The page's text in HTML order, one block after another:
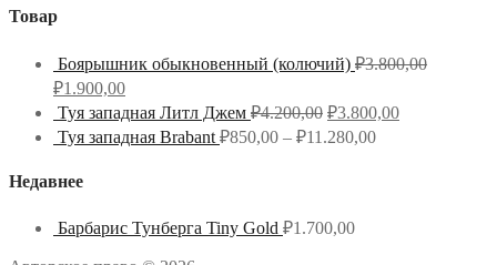
Товар
Боярышник обыкновенный (колючий) ₽3.800,00
₽1.900,00
Туя западная Литл Джем ₽4.200,00 ₽3.800,00
Туя западная Brabant ₽850,00 – ₽11.280,00
Недавнее
Барбарис Тунберга Tiny Gold ₽1.700,00